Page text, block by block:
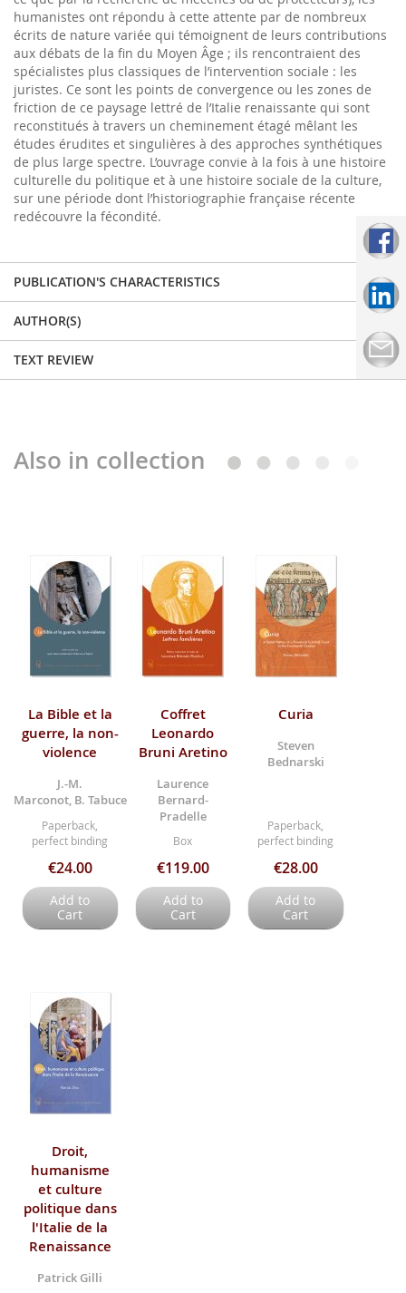
humanistes ont répondu à cette attente par de nombreux
écrits de nature variée qui témoignent de leurs contributions
aux débats de la fin du Moyen Âge ; ils rencontraient des
spécialistes plus classiques de l’intervention sociale : les
juristes. Ce sont les points de convergence ou les zones de
friction de ce paysage lettré de l’Italie renaissante qui sont
reconstitués à travers un cheminement étagé mêlant les
études érudites et singulières à des approches synthétiques
de plus large spectre. L’ouvrage convie à la fois à une histoire
culturelle du politique et à une histoire sociale de la culture,
sur une période dont l’historiographie française récente
redécouvre la fécondité.
PUBLICATION'S CHARACTERISTICS
AUTHOR(S)
TEXT REVIEW
Also in collection
La Bible et la
guerre, la non-
violence
J.-M.
Marconot, B. Tabuce
Paperback,
perfect binding
€24.00
Add to
Cart
Coffret
Leonardo
Bruni Aretino
Laurence
Bernard-
Pradelle
Box
€119.00
Add to
Cart
Curia
Steven
Bednarski
Paperback,
perfect binding
€28.00
Add to
Cart
Droit,
humanisme
et culture
politique dans
l'Italie de la
Renaissance
Patrick Gilli